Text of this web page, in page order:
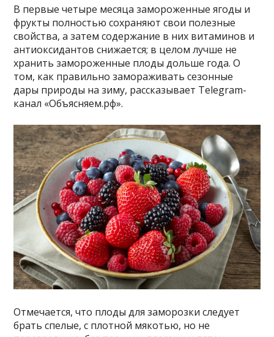
В первые четыре месяца замороженные ягоды и
фрукты полностью сохраняют свои полезные
свойства, а затем содержание в них витаминов и
антиоксидантов снижается; в целом лучше не
хранить замороженные плоды дольше года. О
том, как правильно замораживать сезонные
дары природы на зиму, рассказывает Telegram-
канал «Объясняем.рф».
Отмечается, что плоды для заморозки следует
брать спелые, с плотной мякотью, но не